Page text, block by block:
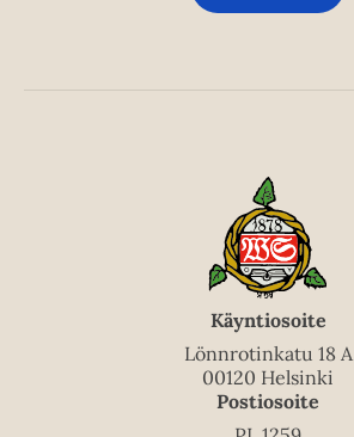
Käyntiosoite
Lönnrotinkatu 18 A
00120 Helsinki
Postiosoite